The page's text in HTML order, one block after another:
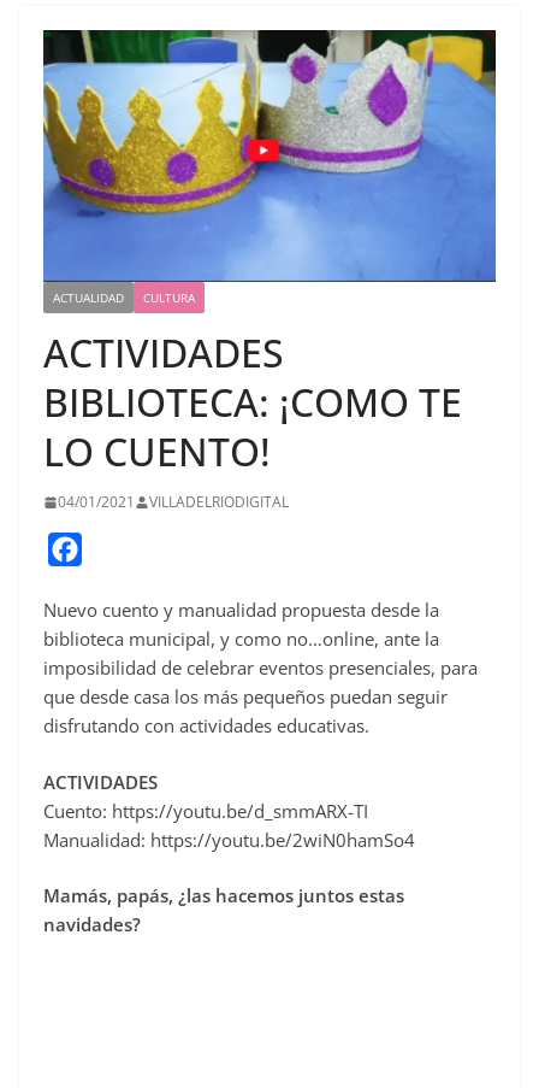
ACTUALIDAD CULTURA
ACTIVIDADES
BIBLIOTECA: ¡COMO TE
LO CUENTO!
04/01/2021 VILLADELRIODIGITAL
c
e
b
o
k
Nuevo cuento y manualidad propuesta desde la
biblioteca municipal, y como no…online, ante la
imposibilidad de celebrar eventos presenciales, para
que desde casa los más pequeños puedan seguir
disfrutando con actividades educativas.
ACTIVIDADES
Cuento: https://youtu.be/d_smmARX-TI
Manualidad: https://youtu.be/2wiN0hamSo4
Mamás, papás, ¿las hacemos juntos estas
navidades?